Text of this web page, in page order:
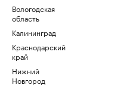
Вологодская
область
Калининград
Краснодарский
край
Нижний
Новгород